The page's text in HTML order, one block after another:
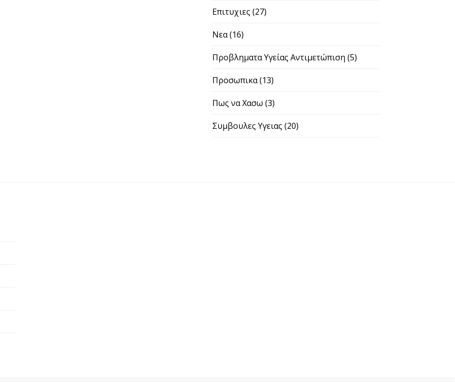
Επιτυχιες (27)
Νεα(16)
Προβληματα Υγείας Αντιμετώπιση (5)
Προσωπικα(13)
Πως να Χασω (3)
Συμβουλες Υγειας (20)